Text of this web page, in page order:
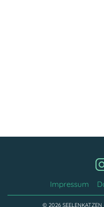
Impressum
© 2026 SEELENKATZEN